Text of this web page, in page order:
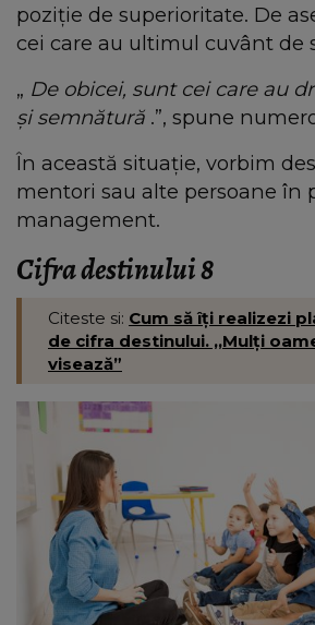
poziție de superioritate. De
cei care au ultimul cuvânt de
„ De obicei, sunt cei care au
și semnătură .”, spune
În această situație, vorbim
mentori sau alte persoane în
management.
Cifra destinului 8
Citeste si: Cum să îți realizezi
de cifra destinului. ,,Mulți
visează”